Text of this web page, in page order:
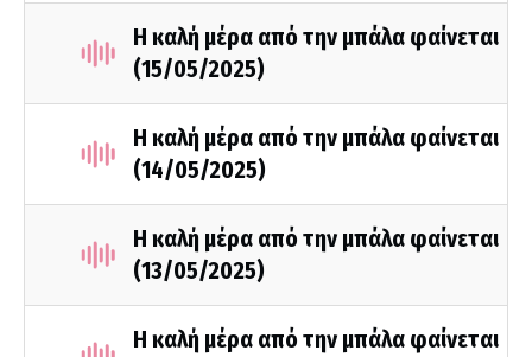
Η καλή μέρα από την μπάλα φαίνεται
(15/05/2025)
Η καλή μέρα από την μπάλα φαίνεται
(14/05/2025)
Η καλή μέρα από την μπάλα φαίνεται
(13/05/2025)
Η καλή μέρα από την μπάλα φαίνεται